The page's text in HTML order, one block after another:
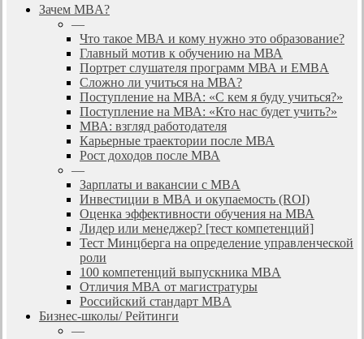
search
Menu
Зачем MBA?
—
Что такое МВА и кому нужно это образование?
Главный мотив к обучению на МВА
Портрет слушателя программ МВА и EMBA
Сложно ли учиться на МВА?
Поступление на МВА: «С кем я буду учиться?»
Поступление на МВА: «Кто нас будет учить?»
МВА: взгляд работодателя
Карьерные траектории после МВА
Рост доходов после МВА
—
Зарплаты и вакансии с MBA
Инвестиции в МВА и окупаемость (ROI)
Оценка эффективности обучения на МВА
Лидер или менеджер? [тест компетенций]
Тест Минцберга на определение управленческой
роли
100 компетенций выпускника MBA
Отличия МВА от магистратуры
Российский стандарт MBA
Бизнес-школы/ Рейтинги
—